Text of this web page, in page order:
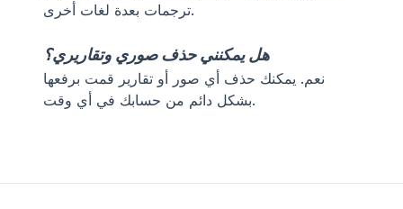
ترجمات بعدة لغات أخرى.
هل يمكنني حذف صوري وتقاريري؟
نعم. يمكنك حذف أي صور أو تقارير قمت برفعها
بشكل دائم من حسابك في أي وقت.